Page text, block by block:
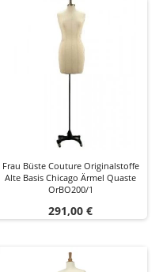
Frau Büste Couture Originalstoffe
Alte Basis Chicago Ärmel Quaste
OrBO200/1
Preis
291,00 €